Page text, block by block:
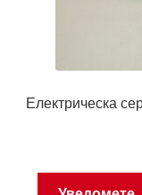
Електрическа